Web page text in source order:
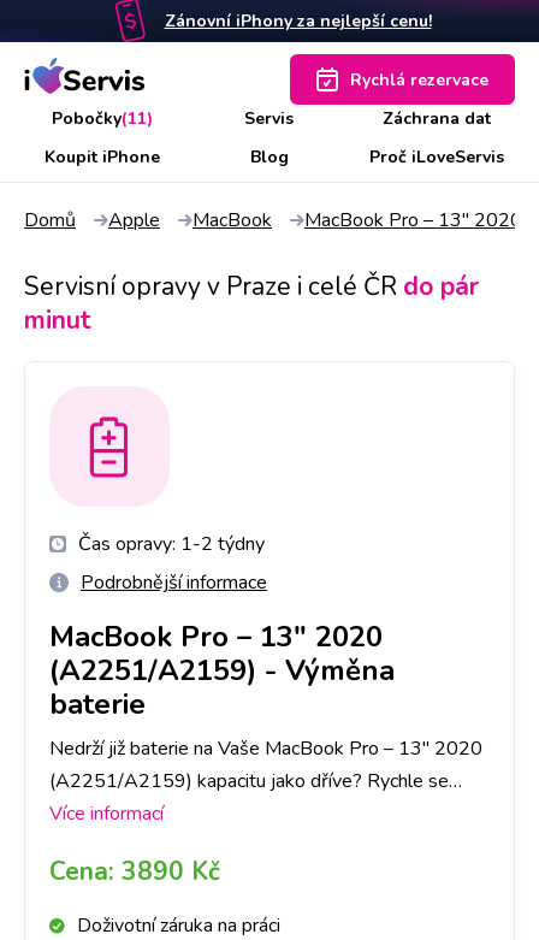
Zánovní iPhony za nejlepší cenu!
Pobočky(11) Servis
Záchrana dat
Koupit iPhone
Blog Proč iLoveServis
Rychlá rezervace
Domů Apple MacBook MacBook Pro – 13" 2020
Servisní opravy v Praze i celé ČR do pár
minut
Čas opravy: 1-2 týdny
Podrobnější informace
MacBook Pro – 13" 2020
(A2251/A2159) - Výměna
baterie
Nedrží již baterie na Vaše MacBook Pro – 13" 2020
(A2251/A2159) kapacitu jako dříve? Rychle se
vybíjí? Doporučujeme si udělat rezervaci nebo
připravenou baterii pro Váš přístroj a do půl hodiny
Vám baterii vyměníme.
Více informací
Cena: 3890 Kč
Doživotní záruka na práci